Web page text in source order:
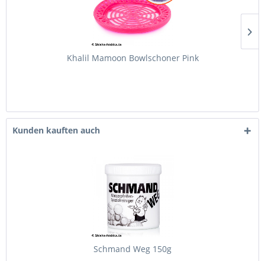
Khalil Mamoon Bowlschoner Pink
Kunden kauften auch
Schmand Weg 150g